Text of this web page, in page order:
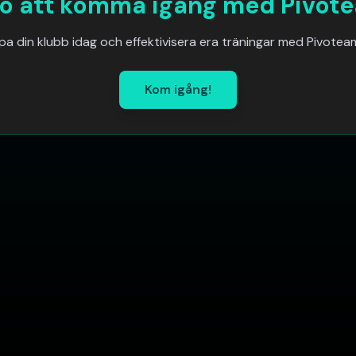
din klubb idag och effektivisera era träningar med
Kom igång!